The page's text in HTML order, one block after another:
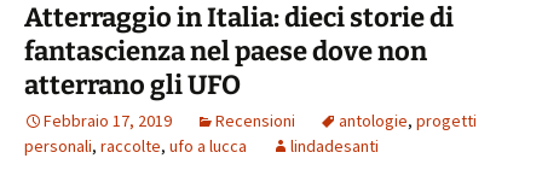
Atterraggio in Italia: dieci storie di
fantascienza nel paese dove non
atterrano gli UFO
Febbraio 17, 2019 Recensioni antologie, progetti
personali, raccolte, ufo a lucca lindadesanti